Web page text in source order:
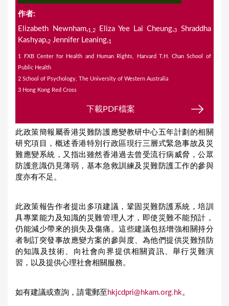
作者:
Elizabeth Newnham,1,2Eliza Yee Lai Cheung,3
Shraddha
Kashyap,2 Jennifer Leaning,1
1 FXB Center for Health and Human Rights, Harvard T.H. Chan School of
Public Health
2 School of Psychology, The University of Western Australia
3 Hong Kong Red Cross
下載PDF檔案
此政策簡報屬香港災難防護應變教研中心五年計劃的相關
研究項目，概述香港特別行政區現行三層式緊急事故及災
難應變系統，又指出雖然香港過去曾受流行病威脅，公眾
防護意識仍見薄弱，基本急救訓練及災難防護工作的參與
度亦有不足。
此政策報告作者提出多項建議，鞏固災難防護系統，培訓
具專業能力及知識的災難管理人才，即使災難不能預計，
仍能減少帶來的損失及傷痛。這些建議包括增強相關持分
者制訂突發事故應變方案的參與度、為他們提供災難預防
的知識及技術、向社會向界提供相關資訊、舉行災難演
習，以及提供心理社會相關服務。
如有建議或查詢，請電郵至 hkjcdpri@hkam.org.hk。